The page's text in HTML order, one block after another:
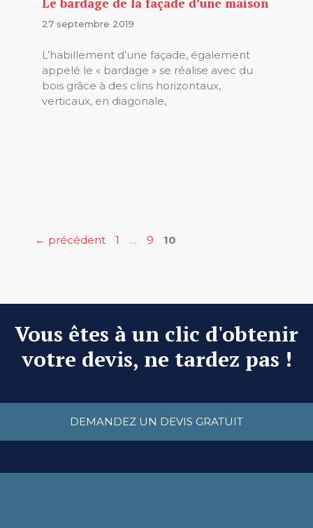
Le bardage de la façade d’une maison
27 septembre 2019
L’habillement d’une façade, également
appelé le « bardage » se réalise avec du
bois grâce à des clins horizontaux,
verticaux, en diagonale,
← précédent Page
1 … Page
9 Page
10
Vous êtes à un clic d'obtenir
votre devis, ne tardez pas !
DEMANDEZ UN DEVIS GRATUIT